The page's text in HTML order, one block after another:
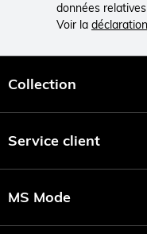
données
Voir la
Collection
Service client
MS Mode